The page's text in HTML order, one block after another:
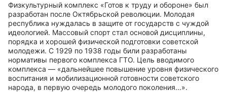
Физкультурный комплекс «Готов к труду и обороне» был
разработан после Октябрьской революции. Молодая
республика нуждалась в защите от государств с чуждой
идеологией. Массовый спорт стал основой дисциплины,
порядка и хорошей физической подготовки советской
молодежи. С 1929 по 1938 годы били разработаны
нормативы первого комплекса ГТО. Цель вводимого
комплекса — «дальнейшее повышение уровня физического
воспитания и мобилизационной готовности советского
народа, в первую очередь молодого поколения...».